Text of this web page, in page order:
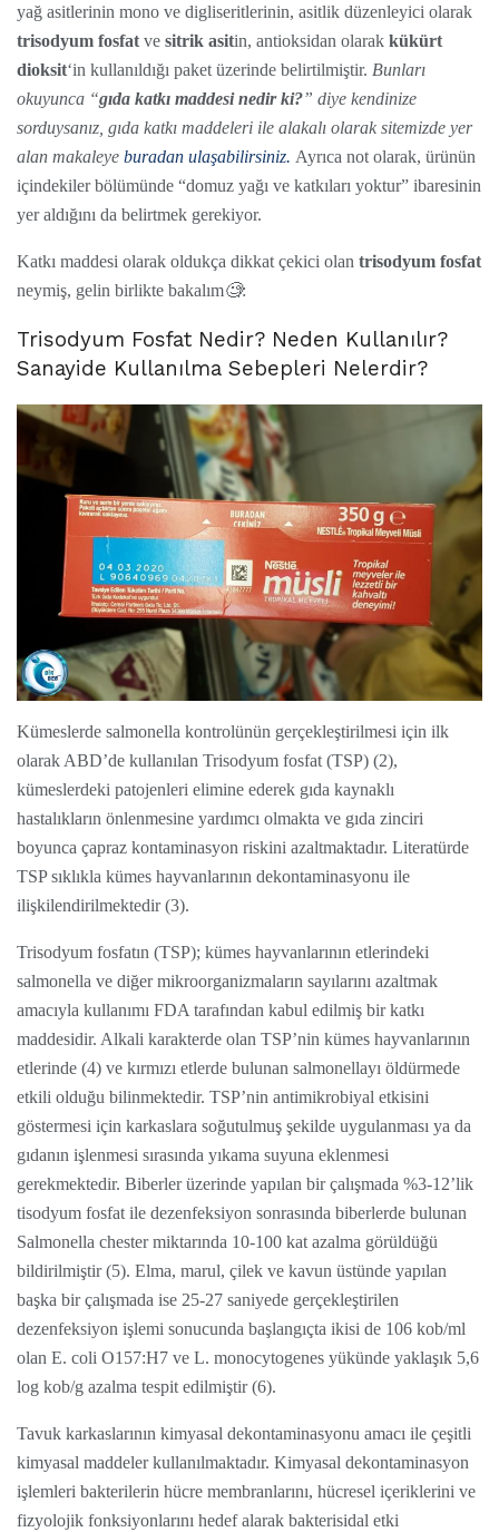
yağ asitlerinin mono ve digliseritlerinin, asitlik düzenleyici olarak
trisodyum fosfat ve sitrik asitin, antioksidan olarak kükürt
dioksit‘in kullanıldığı paket üzerinde belirtilmiştir. Bunları
okuyunca “gıda katkı maddesi nedir ki?” diye kendinize
sorduysanız, gıda katkı maddeleri ile alakalı olarak sitemizde yer
alan makaleye buradan ulaşabilirsiniz. Ayrıca not olarak, ürünün
içindekiler bölümünde “domuz yağı ve katkıları yoktur” ibaresinin
yer aldığını da belirtmek gerekiyor.
Katkı maddesi olarak oldukça dikkat çekici olan trisodyum fosfat
neymiş, gelin birlikte bakalım🧐:
Trisodyum Fosfat Nedir? Neden Kullanılır?
Sanayide Kullanılma Sebepleri Nelerdir?
Kümeslerde salmonella kontrolünün gerçekleştirilmesi için ilk
olarak ABD’de kullanılan Trisodyum fosfat (TSP) (2),
kümeslerdeki patojenleri elimine ederek gıda kaynaklı
hastalıkların önlenmesine yardımcı olmakta ve gıda zinciri
boyunca çapraz kontaminasyon riskini azaltmaktadır. Literatürde
TSP sıklıkla kümes hayvanlarının dekontaminasyonu ile
ilişkilendirilmektedir (3).
Trisodyum fosfatın (TSP); kümes hayvanlarının etlerindeki
salmonella ve diğer mikroorganizmaların sayılarını azaltmak
amacıyla kullanımı FDA tarafından kabul edilmiş bir katkı
maddesidir. Alkali karakterde olan TSP’nin kümes hayvanlarının
etlerinde (4) ve kırmızı etlerde bulunan salmonellayı öldürmede
etkili olduğu bilinmektedir. TSP’nin antimikrobiyal etkisini
göstermesi için karkaslara soğutulmuş şekilde uygulanması ya da
gıdanın işlenmesi sırasında yıkama suyuna eklenmesi
gerekmektedir. Biberler üzerinde yapılan bir çalışmada %3-12’lik
tisodyum fosfat ile dezenfeksiyon sonrasında biberlerde bulunan
Salmonella chester miktarında 10-100 kat azalma görüldüğü
bildirilmiştir (5). Elma, marul, çilek ve kavun üstünde yapılan
başka bir çalışmada ise 25-27 saniyede gerçekleştirilen
dezenfeksiyon işlemi sonucunda başlangıçta ikisi de 106 kob/ml
olan E. coli O157:H7 ve L. monocytogenes yükünde yaklaşık 5,6
log kob/g azalma tespit edilmiştir (6).
Tavuk karkaslarının kimyasal dekontaminasyonu amacı ile çeşitli
kimyasal maddeler kullanılmaktadır. Kimyasal dekontaminasyon
işlemleri bakterilerin hücre membranlarını, hücresel içeriklerini ve
fizyolojik fonksiyonlarını hedef alarak bakterisidal etki